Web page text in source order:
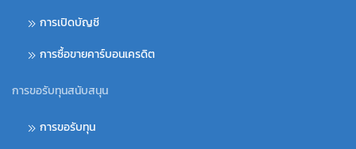
การเปิดบัญชี
การซื้อขายคาร์บอนเครดิต
การขอรับทุนสนับสนุน
การขอรับทุน